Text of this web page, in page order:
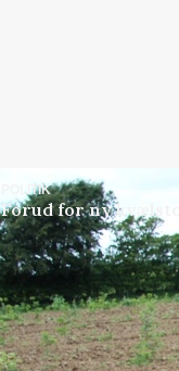
POLITIK
Forud for ny
Jobsi samarbejde